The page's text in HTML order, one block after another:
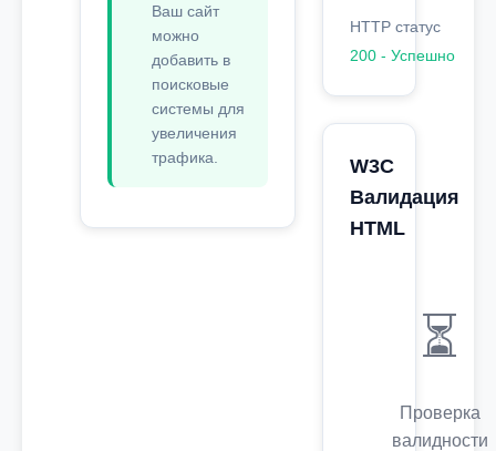
Ваш сайт
можно
добавить в
поисковые
системы для
увеличения
трафика.
HTTP статус
200 - Успешно
W3C
Валидация
HTML
⏳
Проверка
валидности